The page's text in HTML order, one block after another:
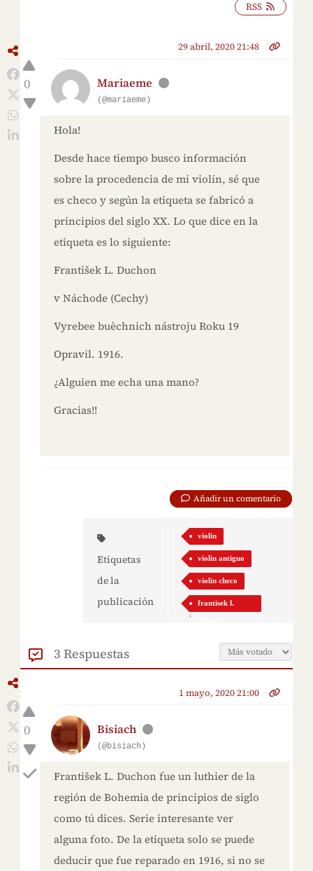
RSS
0
29 abril, 2020 21:48
Mariaeme
(@mariaeme)
Hola!
Desde hace tiempo busco información
sobre la procedencia de mi violín, sé que
es checo y según la etiqueta se fabricó a
principios del siglo XX. Lo que dice en la
etiqueta es lo siguiente:
František L. Duchon
v Náchode (Cechy)
Vyrebee buèchnich nástroju Roku 19
Opravil. 1916.
¿Alguien me echa una mano?
Gracias!!
Añadir un comentario
Etiquetas
de la
publicación
violin
violin antiguo
violin checo
frantisek l.
3 Respuestas
0
1 mayo, 2020 21:00
Bisiach
(@bisiach)
František L. Duchon fue un luthier de la
región de Bohemia de principios de siglo
como tú dices. Serie interesante ver
alguna foto. De la etiqueta solo se puede
deducir que fue reparado en 1916, si no se